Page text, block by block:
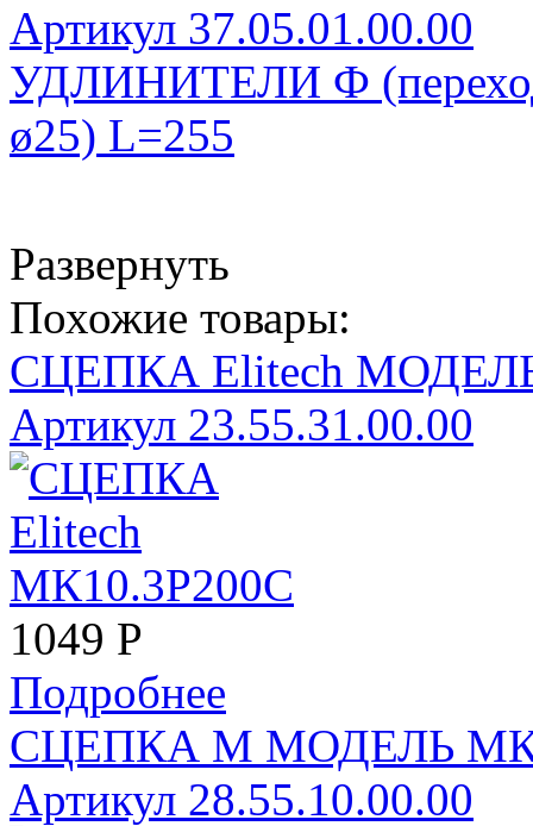
Артикул 37.05.01.00.00
УДЛИНИТЕЛИ Ф
ø25) L=255
Развернуть
Похожие товары:
СЦЕПКА Elitech
Артикул 23.55.31.00.00
1049 Р
Подробнее
СЦЕПКА М МОДЕЛЬ
Артикул 28.55.10.00.00